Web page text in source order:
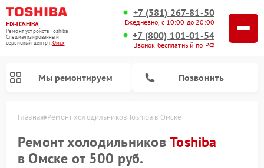
FIX-TOSHIBA
Ремонт устройств Toshiba
Специализированный
cервисный центр г.Омск
+7 (381) 267-81-50
Ежедневно, с 10:00 до 20:00
+7 (800) 101-01-54
Звонок бесплатный по РФ
Мы ремонтируем Позвонить
Главная Ремонт холодильников Toshiba в Омске
Ремонт холодильниковToshiba
в Омске от 500 руб.